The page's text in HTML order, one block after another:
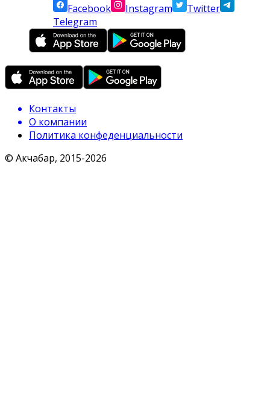
Facebook
Instagram
Twitter
Telegram
Контакты
О компании
Политика конфеденциальности
© Акчабар, 2015-2026